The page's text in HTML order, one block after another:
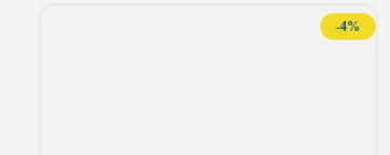
-4%